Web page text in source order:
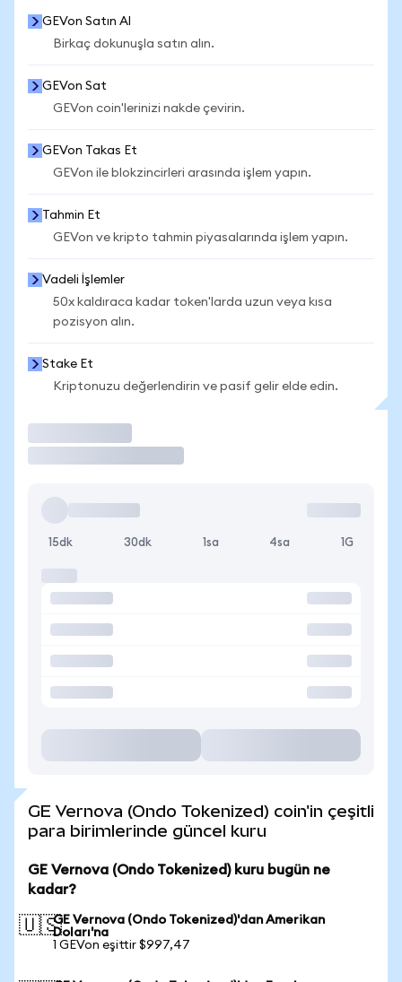
GEVon Satın Al
Birkaç dokunuşla satın alın.
GEVon Sat
GEVon coin'lerinizi nakde çevirin.
GEVon Takas Et
GEVon ile blokzincirleri arasında işlem yapın.
Tahmin Et
GEVon ve kripto tahmin piyasalarında işlem yapın.
Vadeli İşlemler
50x kaldıraca kadar token'larda uzun veya kısa
pozisyon alın.
Stake Et
Kriptonuzu değerlendirin ve pasif gelir elde edin.
15dk 30dk 1sa 4sa 1G
GE Vernova (Ondo Tokenized) coin'in çeşitli
para birimlerinde güncel kuru
GE Vernova (Ondo Tokenized) kuru bugün ne
kadar?
🇺🇸GE Vernova (Ondo Tokenized)'dan Amerikan
Doları'na
1 GEVon eşittir $997,47